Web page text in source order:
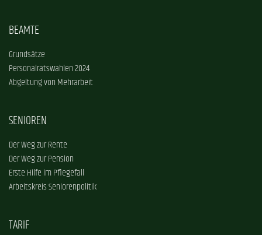
BEAMTE
Grundsätze
Personalratswahlen 2024
Abgeltung von Mehrarbeit
SENIOREN
Der Weg zur Rente
Der Weg zur Pension
Erste Hilfe im Pflegefall
Arbeitskreis Seniorenpolitik
TARIF